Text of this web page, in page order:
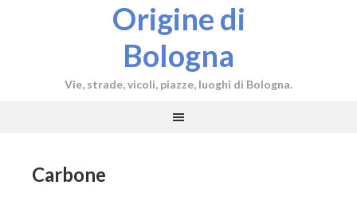
Origine di
Bologna
Vie, strade, vicoli, piazze, luoghi di Bologna.
Carbone